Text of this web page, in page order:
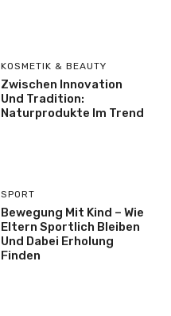
KOSMETIK & BEAUTY
Zwischen Innovation
Und Tradition:
Naturprodukte Im Trend
SPORT
Bewegung Mit Kind – Wie
Eltern Sportlich Bleiben
Und Dabei Erholung
Finden